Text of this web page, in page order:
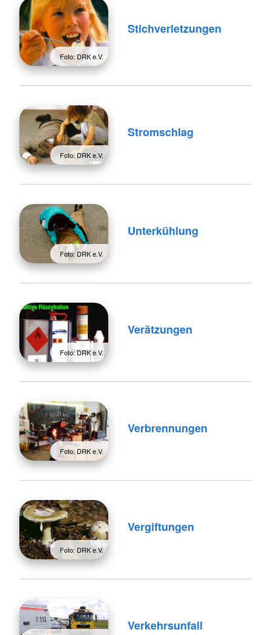
Foto: DRK e.V.
Stichverletzungen
Foto: DRK e.V.
Stromschlag
Foto: DRK e.V.
Unterkühlung
Foto: DRK e.V.
Verätzungen
Foto: DRK e.V.
Verbrennungen
Foto: DRK e.V.
Vergiftungen
Verkehrsunfall